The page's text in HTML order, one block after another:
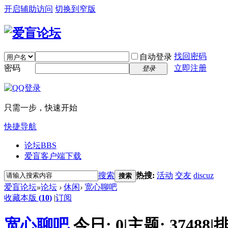
开启辅助访问 切换到窄版
自动登录 找回密码
密码
登录 立即注册
只需一步，快速开始
快捷导航
论坛BBS
爱盲客户端下载
搜索 搜索 热搜: 活动 交友 discuz
爱盲论坛»论坛 › 休闲› 宽心聊吧
收藏本版 (10) |订阅